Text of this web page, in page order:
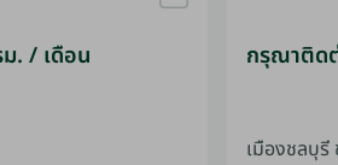
. / เดือน กรุณาติด
เมืองชลบุรี